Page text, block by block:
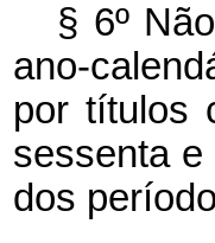
§ 6º
ano-
por títulos
sessenta
dos